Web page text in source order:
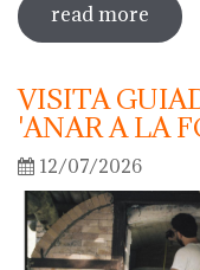
read more
VISITA
'ANAR A LA
12/07/2026